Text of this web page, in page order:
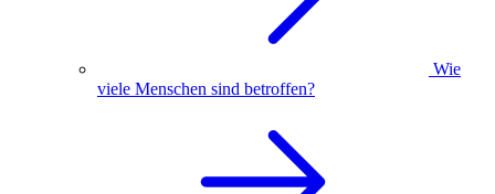
Wie
viele Menschen sind betroffen?